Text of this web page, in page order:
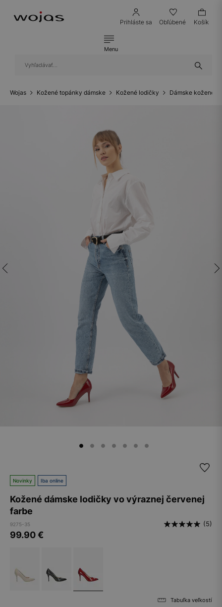
Prihláste sa Obľúbené Košík
Menu
Wojas Kožené topánky dámske Kožené lodičky Dámske kožené
Novinky Iba online
Kožené dámske lodičky vo výraznej červenej
farbe
9275-35 (5)
99.90€
Tabuľka veľkostí